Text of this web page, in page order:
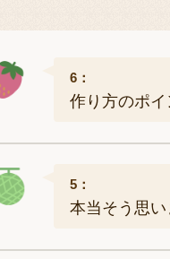
6：
作り方のポイ
5：
本当そう思い